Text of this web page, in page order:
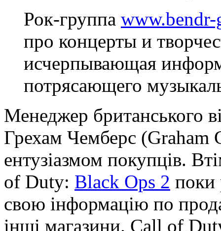
Рок-группа
про концерты и
исчерпывающая
потрясающего
Менеджер британського
Грехам Чемберс (Graham
ентузіазмом покупців.
of Duty: Black Ops 2 поки
свою інформацію по
інші магазини. Call of